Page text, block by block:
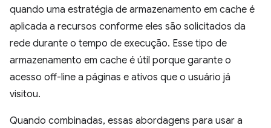
quando uma estratégia de armazenamento em cache é
aplicada a recursos conforme eles são solicitados da
rede durante o tempo de execução. Esse tipo de
armazenamento em cache é útil porque garante o
acesso off-line a páginas e ativos que o usuário já
visitou.
Quando combinadas, essas abordagens para usar a